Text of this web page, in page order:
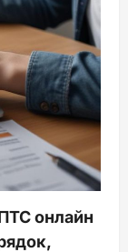
онлайн